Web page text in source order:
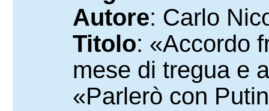
Autore: Carlo
Titolo: «Accordo
mese di tregua e
«Parlerò con